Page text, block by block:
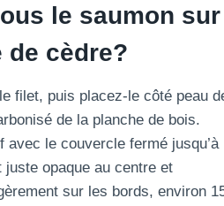
le saumon sur
de cèdre?
filet, puis placez-le côté peau
de la planche de bois.
avec le couvercle fermé jusqu’à
opaque au centre et
sur les bords, environ